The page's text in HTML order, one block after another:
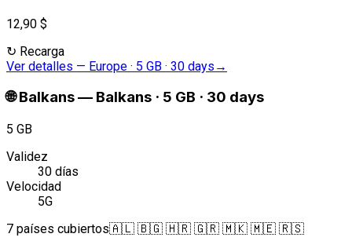
12,90 $
↻ Recarga
Ver detalles — Europe · 5 GB · 30 days →
🌐 Balkans— Balkans · 5 GB · 30 days
5 GB
Validez
30 días
Velocidad
5G
7 países cubiertos🇦🇱 🇧🇬 🇭🇷 🇬🇷 🇲🇰 🇲🇪 🇷🇸